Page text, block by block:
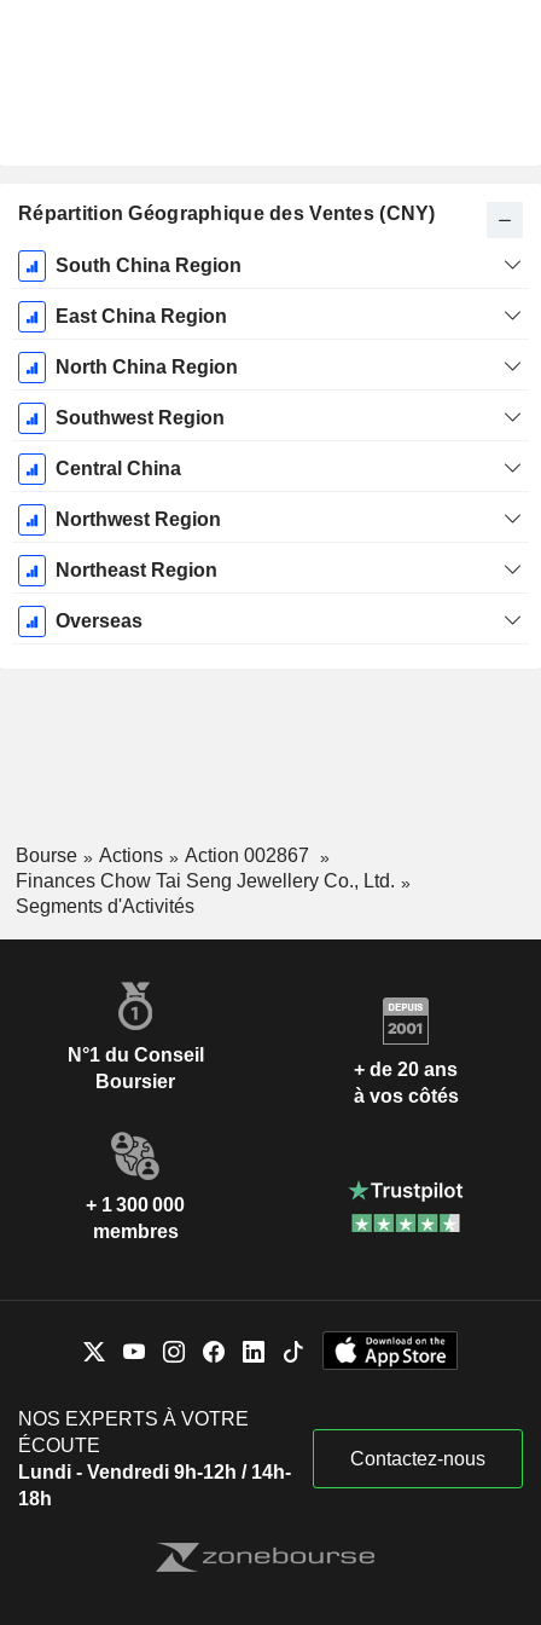
Répartition Géographique des Ventes (CNY)
Période
Fiscale:
Décembre
South China Region
East China Region
North China Region
Southwest Region
Central China
Northwest Region
Northeast Region
Overseas
Bourse Actions
Action 002867
Finances Chow Tai Seng Jewellery Co., Ltd.
Segments d'Activités
N°1 du Conseil
Boursier
+ de 20 ans
à vos côtés
+ 1 300 000
membres
NOS EXPERTS À VOTRE
ÉCOUTE
Lundi - Vendredi 9h-12h / 14h-
18h
Contactez-nous